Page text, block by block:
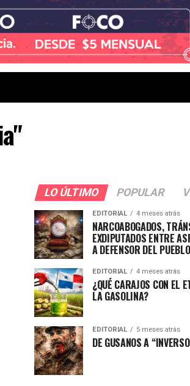
LO ÚLTIMO POPULAR
EDITORIAL 4 meses atrás
NARCOABOGADOS,
EXDIPUTADOS ENTRE
A DEFENSOR DEL PUEBLO
EDITORIAL 4 meses atrás
¿QUÉ CARAJOS CON EL
LA GASOLINA?
EDITORIAL 5 meses atrás
DE GUSANOS A